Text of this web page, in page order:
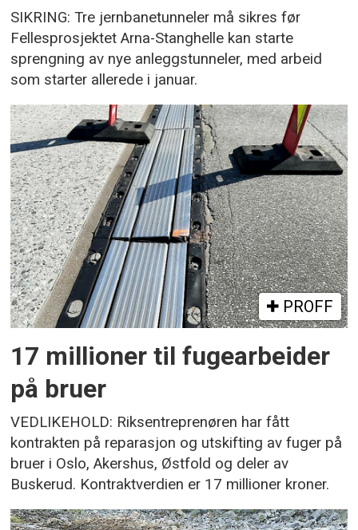
SIKRING: Tre jernbanetunneler må sikres før
Fellesprosjektet Arna-Stanghelle kan starte
sprengning av nye anleggstunneler, med arbeid
som starter allerede i januar.
PROFF
17 millioner til fugearbeider
på bruer
VEDLIKEHOLD: Riksentreprenøren har fått
kontrakten på reparasjon og utskifting av fuger på
bruer i Oslo, Akershus, Østfold og deler av
Buskerud. Kontraktverdien er 17 millioner kroner.